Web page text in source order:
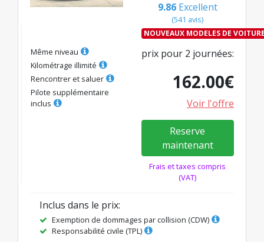
9.86 Excellent
(541 avis)
NOUVEAUX MODELES DE
Même niveau
Kilométrage illimité
Rencontrer et saluer
Pilote supplémentaire
inclus
prix pour 2 journées:
162.00€
Voir l'offre
Reserve
maintenant
Frais et taxes compris
(VAT)
Inclus dans le prix:
Exemption de dommages par collision (CDW)
Responsabilité civile (TPL)